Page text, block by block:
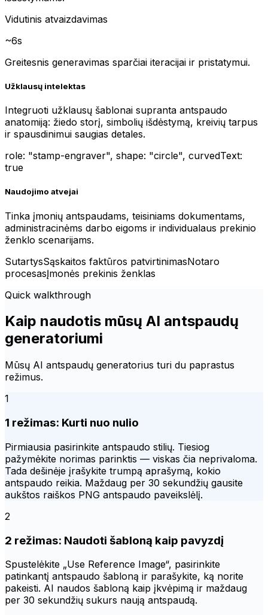
Vidutinis atvaizdavimas
~6s
Greitesnis generavimas sparčiai iteracijai ir pristatymui.
Užklausų intelektas
Integruoti užklausų šablonai supranta antspaudo
anatomiją: žiedo storį, simbolių išdėstymą, kreivių tarpus
ir spausdinimui saugias detales.
role: "stamp-engraver", shape: "circle", curvedText:
true
Naudojimo atvejai
Tinka įmonių antspaudams, teisiniams dokumentams,
administracinėms darbo eigoms ir individualaus prekinio
ženklo scenarijams.
SutartysSąskaitos faktūros patvirtinimasNotaro
procesasĮmonės prekinis ženklas
Quick walkthrough
Kaip naudotis mūsų AI antspaudų
generatoriumi
Mūsų AI antspaudų generatorius turi du paprastus
režimus.
1
1 režimas: Kurti nuo nulio
Pirmiausia pasirinkite antspaudo stilių. Tiesiog
pažymėkite norimas parinktis — viskas čia neprivaloma.
Tada dešinėje įrašykite trumpą aprašymą, kokio
antspaudo reikia. Maždaug per 30 sekundžių gausite
aukštos raiškos PNG antspaudo paveikslėlį.
2
2 režimas: Naudoti šabloną kaip pavyzdį
Spustelėkite „Use Reference Image“, pasirinkite
patinkantį antspaudo šabloną ir parašykite, ką norite
pakeisti. AI naudos šabloną kaip įkvėpimą ir maždaug
per 30 sekundžių sukurs naują antspaudą.